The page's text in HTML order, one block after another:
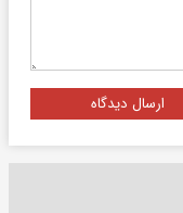
ارسال دیدگاه